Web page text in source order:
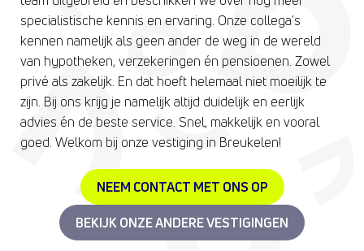
specialistische kennis en ervaring. Onze collega's
kennen namelijk als geen ander de weg in de wereld
van hypotheken, verzekeringen én pensioenen. Zowel
privé als zakelijk. En dat hoeft helemaal niet moeilijk te
zijn. Bij ons krijg je namelijk altijd duidelijk en eerlijk
advies én de beste service. Snel, makkelijk en vooral
goed. Welkom bij onze vestiging in Breukelen!
NEEM CONTACT MET ONS OP
BEKIJK ONZE ANDERE VESTIGINGEN